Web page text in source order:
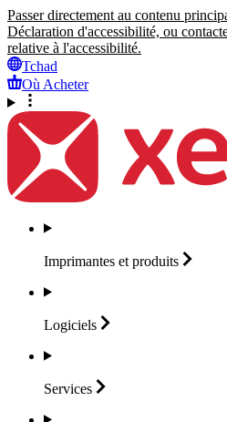
Passer directement au contenu
Déclaration d'accessibilité, ou
relative à l'accessibilité.
Tchad
Où Acheter
Imprimantes et produits
Logiciels
Services